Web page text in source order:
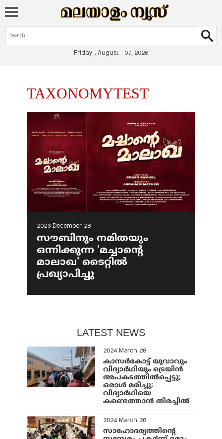
Search form
Search
Friday , August 07, 2026
You are here
TAXONOMYTEST
2023 December 28
സൗബിനും നമിതയും
ഒന്നിക്കുന്ന 'മച്ചാന്റെ
മാലാഖ' ടൈറ്റില്‍
പ്രഖ്യാപിച്ചു
LATEST NEWS
2024 March 28
കാസർകോട്ട് യുവാവും
വിദ്യാർഥിയും ട്രെയിൻ
അപകടത്തിൽപ്പെട്ടു;
ഒരാൾ മരിച്ചു;
വിദ്യാർഥിയെ
കണ്ടെത്താൻ തിരച്ചിൽ
2024 March 28
സാഹോദര്യത്തിന്റെ